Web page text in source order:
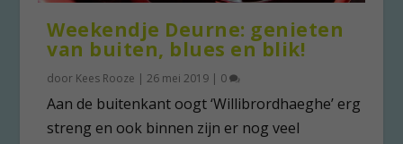
Weekendje Deurne: genieten
van buiten, blues en blik!
door Kees Rooze |26 mei 2019 | 0
Aan de buitenkant oogt ‘Willibrordhaeghe’ erg
streng en ook binnen zijn er nog veel